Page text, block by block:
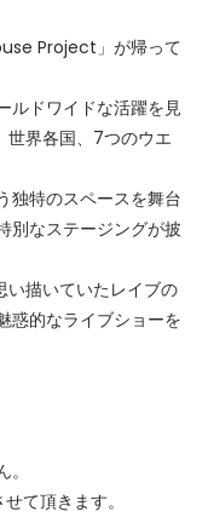
Project」が帰って
ルドワイドな活躍を見
界各国、7つのウエ
独特のスペースを舞台
別なステージングが披
描いていたレイブの
惑的なライブショーを
て頂きます。